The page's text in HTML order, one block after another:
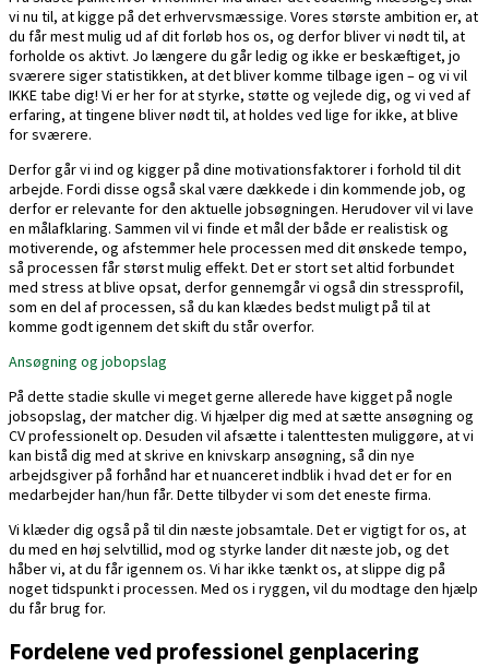
vi nu til, at kigge på det erhvervsmæssige. Vores største ambition er, at
du får mest mulig ud af dit forløb hos os, og derfor bliver vi nødt til, at
forholde os aktivt. Jo længere du går ledig og ikke er beskæftiget, jo
sværere siger statistikken, at det bliver komme tilbage igen – og vi vil
IKKE tabe dig! Vi er her for at styrke, støtte og vejlede dig, og vi ved af
erfaring, at tingene bliver nødt til, at holdes ved lige for ikke, at blive
for sværere.
Derfor går vi ind og kigger på dine motivationsfaktorer i forhold til dit
arbejde. Fordi disse også skal være dækkede i din kommende job, og
derfor er relevante for den aktuelle jobsøgningen. Herudover vil vi lave
en målafklaring. Sammen vil vi finde et mål der både er realistisk og
motiverende, og afstemmer hele processen med dit ønskede tempo,
så processen får størst mulig effekt. Det er stort set altid forbundet
med stress at blive opsat, derfor gennemgår vi også din stressprofil,
som en del af processen, så du kan klædes bedst muligt på til at
komme godt igennem det skift du står overfor.
Ansøgning og jobopslag
På dette stadie skulle vi meget gerne allerede have kigget på nogle
jobsopslag, der matcher dig. Vi hjælper dig med at sætte ansøgning og
CV professionelt op. Desuden vil afsætte i talenttesten muliggøre, at vi
kan bistå dig med at skrive en knivskarp ansøgning, så din nye
arbejdsgiver på forhånd har et nuanceret indblik i hvad det er for en
medarbejder han/hun får. Dette tilbyder vi som det eneste firma.
Vi klæder dig også på til din næste jobsamtale. Det er vigtigt for os, at
du med en høj selvtillid, mod og styrke lander dit næste job, og det
håber vi, at du får igennem os. Vi har ikke tænkt os, at slippe dig på
noget tidspunkt i processen. Med os i ryggen, vil du modtage den hjælp
du får brug for.
Fordelene ved professionel genplacering